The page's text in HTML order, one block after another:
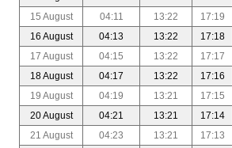
15 August
04:11 13:22 17:19
16 August
04:13 13:22 17:18
17 August
04:15 13:22 17:17
18 August
04:17 13:22 17:16
19 August
04:19 13:21 17:15
20 August
04:21 13:21 17:14
21 August
04:23 13:21 17:13